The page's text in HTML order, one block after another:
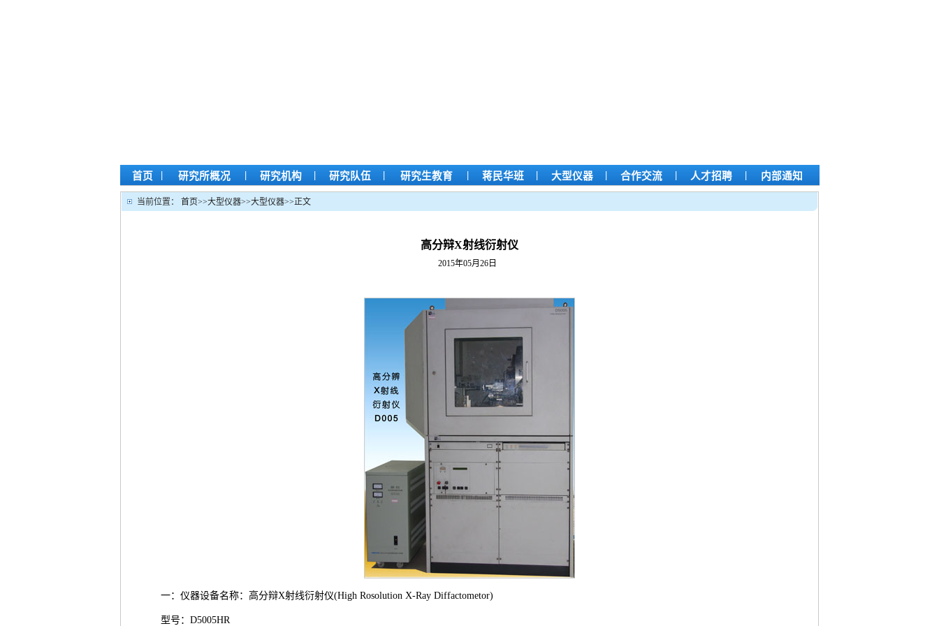
首页 | 研究所概况 | 研究机构 | 研究队伍 | 研究生教育 | 蒋民华班 | 大型仪器 | 合作交流 | 人才招聘 | 内部通知
当前位置： 首页>>大型仪器>>大型仪器>>正文
高分辩X射线衍射仪
2015年05月26日
一：仪器设备名称：高分辩X射线衍射仪(High Rosolution X-Ray Diffactometor)
型号：D5005HR